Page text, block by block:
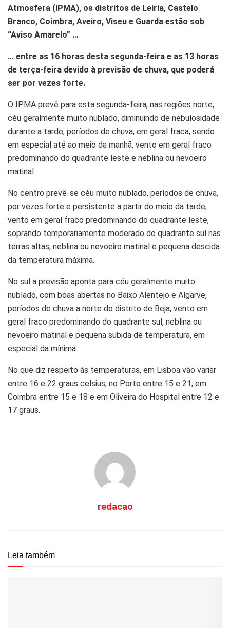
Atmosfera (IPMA), os distritos de Leiria, Castelo
Branco, Coimbra, Aveiro, Viseu e Guarda estão sob
“Aviso Amarelo” …
… entre as 16 horas desta segunda-feira e as 13 horas
de terça-feira devido à previsão de chuva, que poderá
ser por vezes forte.
O IPMA prevê para esta segunda-feira, nas regiões norte,
céu geralmente muito nublado, diminuindo de nebulosidade
durante a tarde, períodos de chuva, em geral fraca, sendo
em especial até ao meio da manhã, vento em geral fraco
predominando do quadrante leste e neblina ou nevoeiro
matinal.
No centro prevê-se céu muito nublado, períodos de chuva,
por vezes forte e persistente a partir do meio da tarde,
vento em geral fraco predominando do quadrante leste,
soprando temporariamente moderado do quadrante sul nas
terras altas, neblina ou nevoeiro matinal e pequena descida
da temperatura máxima.
No sul a previsão aponta para céu geralmente muito
nublado, com boas abertas no Baixo Alentejo e Algarve,
períodos de chuva a norte do distrito de Beja, vento em
geral fraco predominando do quadrante sul, neblina ou
nevoeiro matinal e pequena subida de temperatura, em
especial da mínima.
No que diz respeito às temperaturas, em Lisboa vão variar
entre 16 e 22 graus celsius, no Porto entre 15 e 21, em
Coimbra entre 15 e 18 e em Oliveira do Hospital entre 12 e
17 graus.
redacao
Leia também